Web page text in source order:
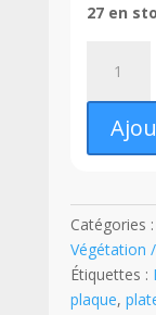
27 en
LEGO®
Plante
Fougère
Plaque
Ronde
1
x
2
Catégories :
Végétation
Étiquettes :
plaque,